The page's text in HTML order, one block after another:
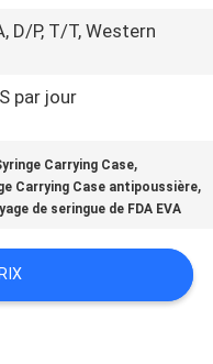
D/P, T/T, Western
par jour
Carrying Case,
Carrying Case antipoussière,
de seringue de FDA EVA